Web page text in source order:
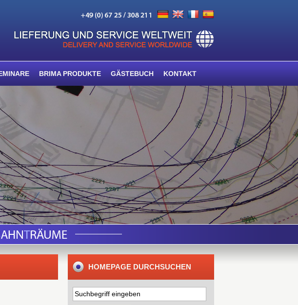
BRIMA PRODUKTE GÄSTEBUCH KONTAKT
HOMEPAGE DURCHSUCHEN